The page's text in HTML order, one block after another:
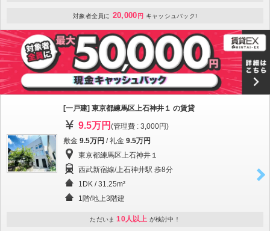
対象者全員に 20,000 円 キャッシュバック!
[一戸建] 東京都練馬区上石神井１ の賃貸
9.5万円 (管理費 : 3,000円)
敷金 9.5万円 / 礼金 9.5万円
東京都練馬区上石神井１
西武新宿線/上石神井駅 歩8分
1DK / 31.25m²
1階/地上3階建
ただいま 10人以上 が検討中！